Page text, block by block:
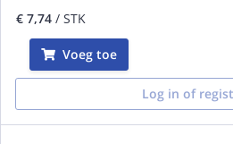
€ 7,74 / STK
Voeg toe
Log in of